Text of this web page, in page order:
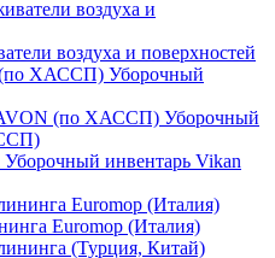
воздуха и поверхностей
Уборочный
Уборочный
Уборочный инвентарь Vikan
Euromop (Италия)